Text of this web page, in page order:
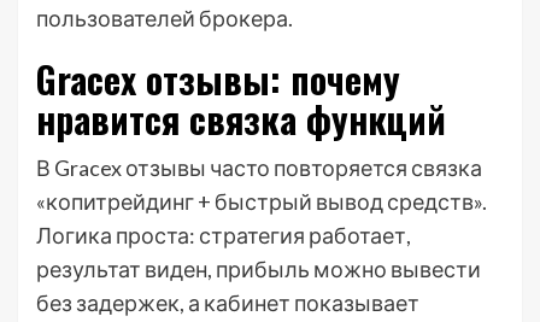
пользователей брокера.
Gracex отзывы: почему
нравится связка функций
В Gracex отзывы часто повторяется связка
«копитрейдинг + быстрый вывод средств».
Логика проста: стратегия работает,
результат виден, прибыль можно вывести
без задержек, а кабинет показывает